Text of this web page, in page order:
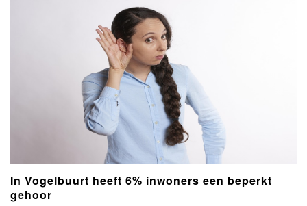
In Vogelbuurt heeft 6% inwoners een beperkt
gehoor